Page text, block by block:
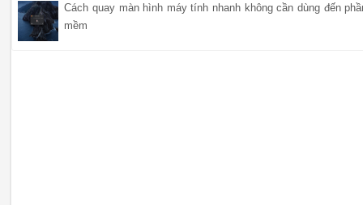
Cách quay màn hình máy tính nhanh không cần dùng đến
mềm